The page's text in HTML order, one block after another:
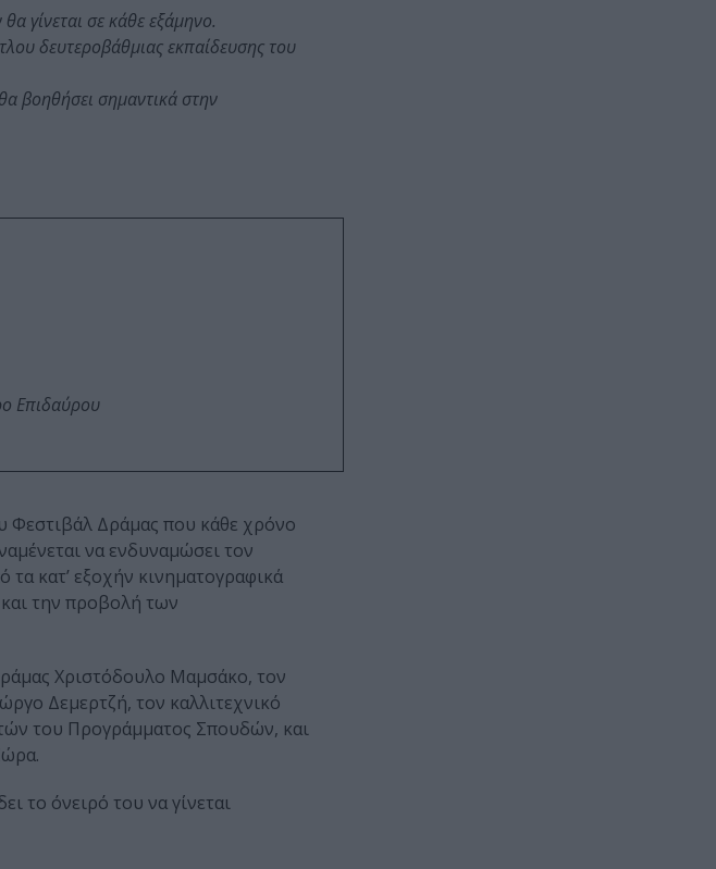
γίνεται σε κάθε εξάμηνο.
δευτεροβάθμιας εκπαίδευσης του
βοηθήσει σημαντικά στην
Επιδαύρου
Φεστιβάλ Δράμας που κάθε χρόνο
να ενδυναμώσει τον
κατ’ εξοχήν κινηματογραφικά
την προβολή των
Χριστόδουλο Μαμσάκο, τον
Δεμερτζή, τον καλλιτεχνικό
του Προγράμματος Σπουδών, και
το όνειρό του να γίνεται